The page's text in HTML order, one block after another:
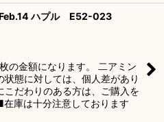
Feb.14 ハプル E52-023
の金額になります。 二アミン
状態に対しては、個人差があり
こだわりのある方は、ご購入を
庫は十分注意しております